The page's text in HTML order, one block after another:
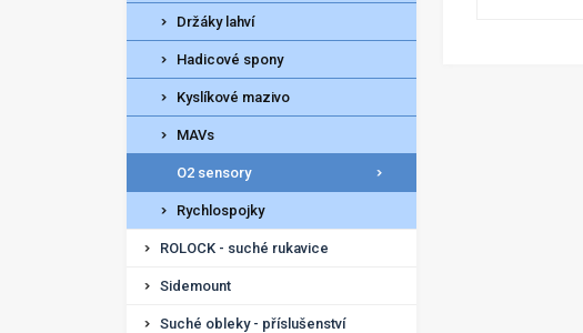
Držáky lahví
Hadicové spony
Kyslíkové mazivo
MAVs
O2 sensory
Rychlospojky
ROLOCK - suché rukavice
Sidemount
Suché obleky - příslušenství